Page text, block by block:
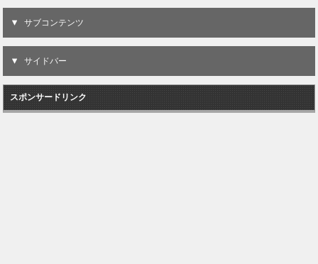
サブコンテンツ
サイドバー
スポンサードリンク